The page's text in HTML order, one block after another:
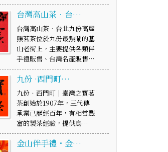
台灣高山茶‧台…
台灣高山茶‧台北九份高麗
照茗茶位於九份最熱鬧的基
山老街上，主要提供各類伴
手禮販售、台灣名產販售…
九份 ·西門町…
九份．西門町｜臺灣之寶茗
茶創始於1907年，三代傳
承業已歷經百年，有相當豐
富的製茶經驗，提供烏…
金山伴手禮・金…